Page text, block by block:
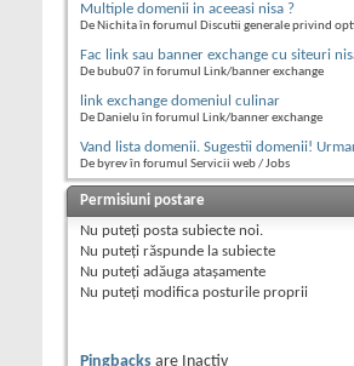
Multiple domenii in aceeasi nisa ?
De Nichita în forumul Discutii generale privind
Fac link sau banner exchange cu siteuri
De bubu07 în forumul Link/banner exchange
link exchange domeniul culinar
De Danielu în forumul Link/banner exchange
Vand lista domenii. Sugestii domenii!
De byrev în forumul Servicii web / Jobs
Permisiuni postare
Nu puteţi posta subiecte noi.
Nu puteţi răspunde la subiecte
Nu puteţi adăuga ataşamente
Nu puteţi modifica posturile proprii
Pingbacks are
Inactiv